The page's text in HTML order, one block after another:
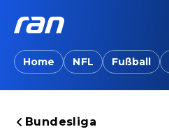
Home NFL Fußball
Bundesliga